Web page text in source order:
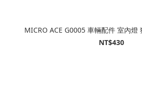
MICRO ACE G0005 車輛配件 室內燈
NT$430